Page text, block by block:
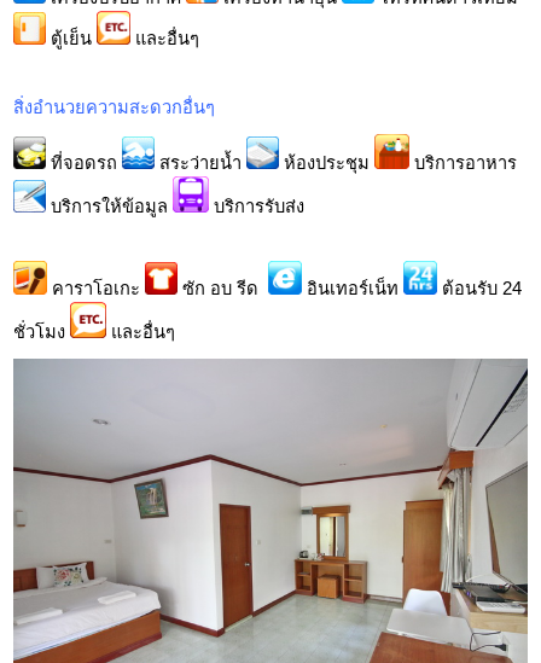
ตู้เย็น และอื่นๆ
สิ่งอำนวยความสะดวกอื่นๆ
ที่จอดรถ สระว่ายน้ำ ห้องประชุม บริการอาหาร
บริการให้ข้อมูล บริการรับส่ง
คาราโอเกะ ซัก อบ รีด อินเทอร์เน็ท ต้อนรับ 24
ชั่วโมง และอื่นๆ